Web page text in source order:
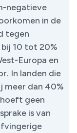
negatieve
in de
tegen
10 tot 20%
Europa en
In landen die
meer dan 40%
geen
is van